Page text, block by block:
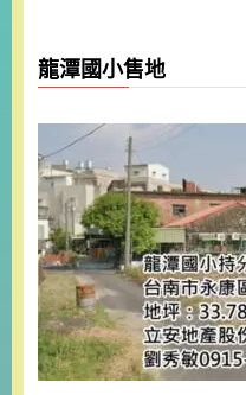
龍潭國小售地